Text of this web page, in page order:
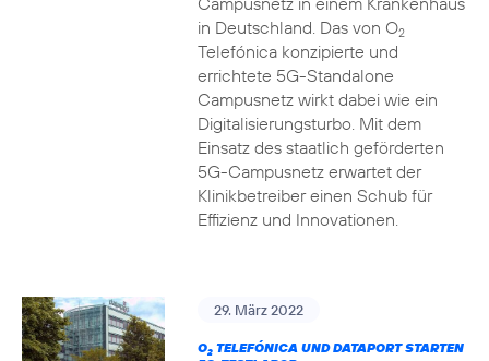
in Deutschland. Das von O2
Telefónica konzipierte und
errichtete 5G-Standalone
Campusnetz wirkt dabei wie ein
Digitalisierungsturbo. Mit dem
Einsatz des staatlich geförderten
5G-Campusnetz erwartet der
Klinikbetreiber einen Schub für
Effizienz und Innovationen.
29. März 2022
O2TELEFÓNICA UND DATAPORT STARTEN